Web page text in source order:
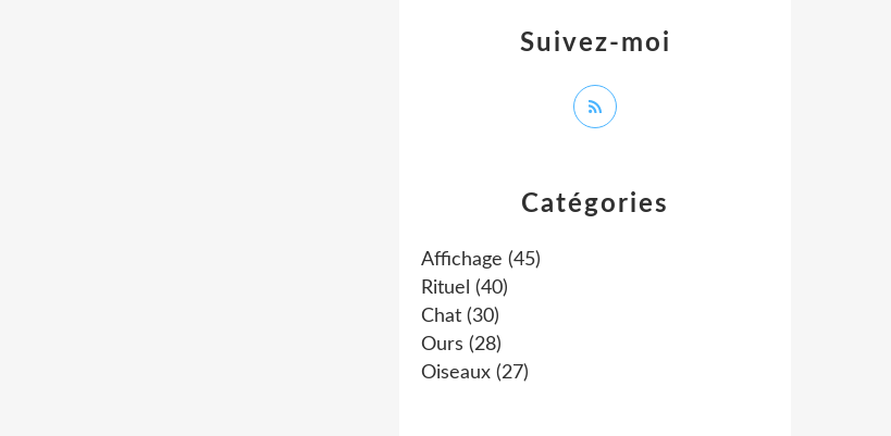
Catégories
Affichage (45)
Rituel (40)
Chat (30)
Ours (28)
Oiseaux (27)
Suivez-moi